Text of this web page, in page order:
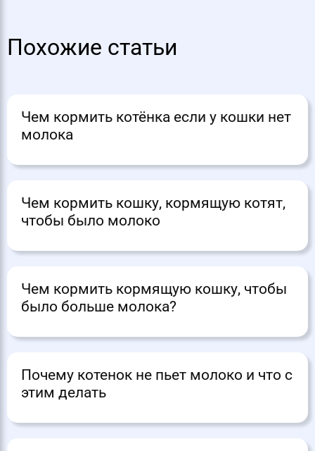
Похожие статьи
Чем кормить котёнка если у кошки нет
молока
Чем кормить кошку, кормящую котят,
чтобы было молоко
Чем кормить кормящую кошку, чтобы
было больше молока?
Почему котенок не пьет молоко и что с
этим делать